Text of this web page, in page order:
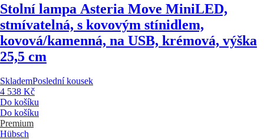
Stolní lampa Asteria Move MiniLED,
stmívatelná, s kovovým stínidlem,
kovová/kamenná, na USB, krémová, výška
25,5 cm
SklademPoslední kousek
4 538 Kč
Do košíku
Do košíku
Premium
Hübsch